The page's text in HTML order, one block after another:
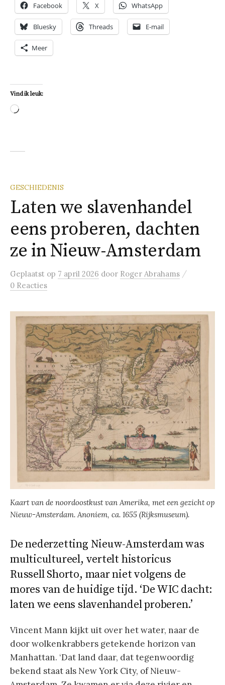
Facebook X WhatsApp
Bluesky Threads E-mail
Meer
Vind ik leuk:
Aan
GESCHIEDENIS
Laten we slavenhandel
eens proberen, dachten
ze in Nieuw-Amsterdam
Geplaatst op 7 april 2026 door Roger Abrahams /
0 Reacties
Kaart van de noordoostkust van Amerika, met een gezicht op
Nieuw-Amsterdam. Anoniem, ca. 1655 (Rijksmuseum).
De nederzetting Nieuw-Amsterdam was
multicultureel, vertelt historicus
Russell Shorto, maar niet volgens de
mores van de huidige tijd. ‘De WIC dacht:
laten we eens slavenhandel proberen.’
Vincent Mann kijkt uit over het water, naar de
door wolkenkrabbers getekende horizon van
Manhattan. ‘Dat land daar, dat tegenwoordig
bekend staat als New York City, of Nieuw-